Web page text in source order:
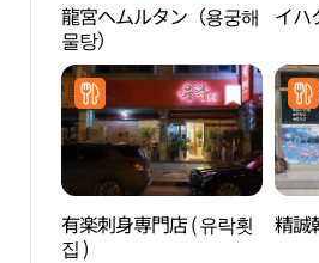
龍宮ヘムルタン（용궁해
물탕）
イハ
有楽刺身専門店 ( 유락횟
집 )
精誠